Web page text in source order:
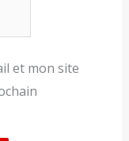
et mon site